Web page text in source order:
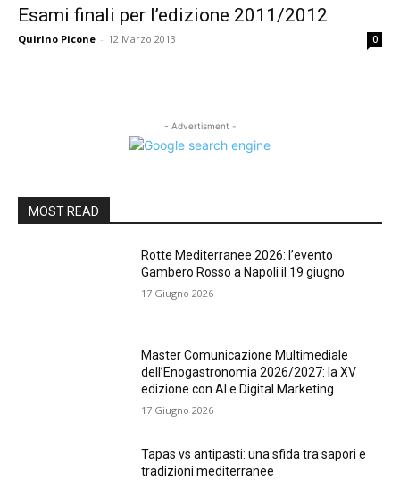
Esami finali per l’edizione 2011/2012
Quirino Picone - 12 Marzo 2013 0
- Advertisment -
MOST READ
Rotte Mediterranee 2026: l’evento
Gambero Rosso a Napoli il 19 giugno
17 Giugno 2026
Master Comunicazione Multimediale
dell’Enogastronomia 2026/2027: la XV
edizione con AI e Digital Marketing
17 Giugno 2026
Tapas vs antipasti: una sfida tra sapori e
tradizioni mediterranee